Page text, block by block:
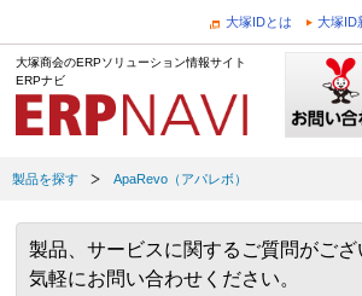
大塚IDとは 大塚ID
大塚商会のERPソリューション情報サイト
ERPナビ
製品を探す ApaRevo（アパレボ）
製品、サービスに関するご質問がご
気軽にお問い合わせください。